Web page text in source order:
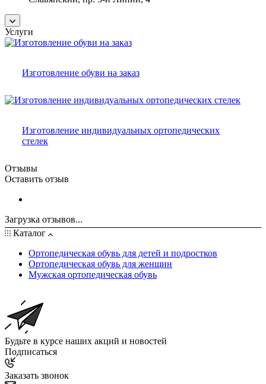
Услуги
Изготовление обуви на заказ
Изготовление индивидуальных ортопедических
стелек
Отзывы
Оставить отзыв
Загрузка отзывов...
Каталог
Ортопедическая обувь для детей и подростков
Ортопедическая обувь для женщин
Мужская ортопедическая обувь
Будьте в курсе наших акций и новостей
Подписаться
Заказать звонок